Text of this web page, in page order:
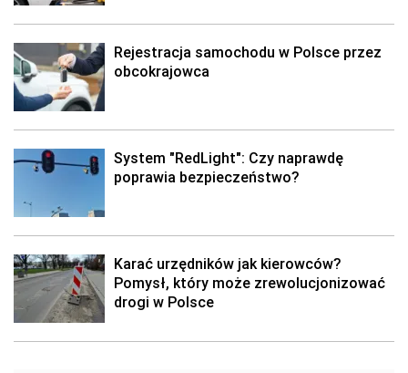
Rejestracja samochodu w Polsce przez
obcokrajowca
System "RedLight": Czy naprawdę
poprawia bezpieczeństwo?
Karać urzędników jak kierowców?
Pomysł, który może zrewolucjonizować
drogi w Polsce